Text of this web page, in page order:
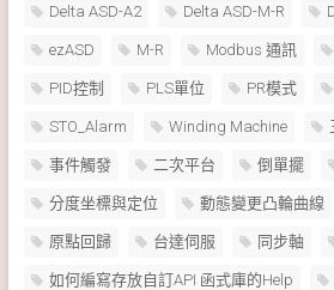
Delta ASD-A2 Delta ASD-M-R
ezASD M-R Modbus 通訊
PID控制 PLS單位 PR模式
STO_Alarm Winding Machine
事件觸發 二次平台 倒單擺
分度坐標與定位 動態變更凸輪曲線
原點回歸 台達伺服 同步軸
如何編寫存放自訂API 函式庫的Help